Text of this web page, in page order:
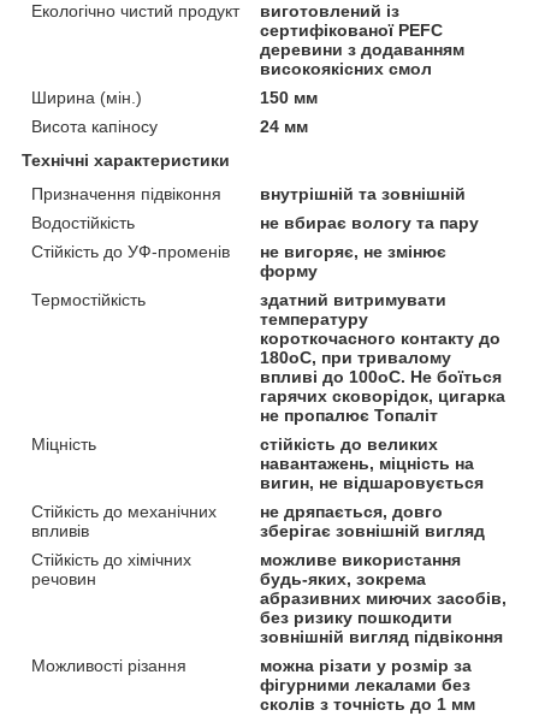
Екологічно чистий продукт
виготовлений із
сертифікованої PEFC
деревини з додаванням
високоякісних смол
Ширина (мін.)
150 мм
Висота капіносу
24 мм
Технічні характеристики
Призначення підвіконня
внутрішній та зовнішній
Водостійкість
не вбирає вологу та пару
Стійкість до УФ-променів
не вигоряє, не змінює
форму
Термостійкість
здатний витримувати
температуру
короткочасного контакту до
180оС, при тривалому
впливі до 100оС. Не боїться
гарячих сковорідок, цигарка
не пропалює Топаліт
Міцність
стійкість до великих
навантажень, міцність на
вигин, не відшаровується
Стійкість до механічних
впливів
не дряпається, довго
зберігає зовнішній вигляд
Стійкість до хімічних
речовин
можливе використання
будь-яких, зокрема
абразивних миючих засобів,
без ризику пошкодити
зовнішній вигляд підвіконня
Можливості різання
можна різати у розмір за
фігурними лекалами без
сколів з точність до 1 мм